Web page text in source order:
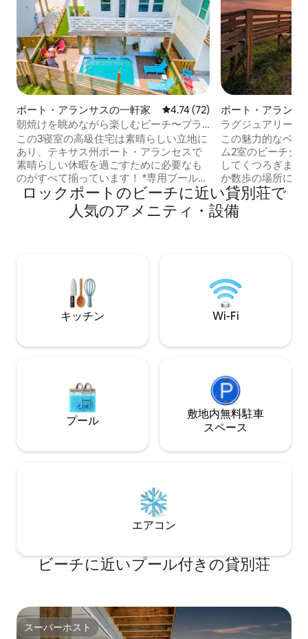
ポート・アランサスの一軒家 レビュー72件、5つ星中4.74つ
4.74 (72)
朝焼けを眺めながら楽しむビーチ〜プラ
イベート温水プール〜アーケードゲーム
この3寝室の高級住宅は素晴らしい立地に
あり、テキサス州ポート・アランセスで
素晴らしい休暇を過ごすために必要なも
のがすべて揃っています！ *専用プール
（プールタオルをご用意） *コミュニティ
プールのご利用 *ゴルフカートでアクセス
可能なボードウォーク（ゴルフカートは
の温水料金がかかります。24時間前まで
にご要望ください。ヒーターはタイマー
で制御されており、ご滞在中ずっとオン
にしておく必要がありますのでご了承く
器具のそろったキッチン
ポート・アランサ
ラグジュアリーな
ーク＋3階のデッ
この魅力的なベッ
ム2室のビーチタ
してくつろぎま
か数歩の場所にあ
食事、ショッピン
い。海辺の隠れ家
行、カップル旅行
ビが備わった改装
で集まりましょう。 • すべての人の
のエンターテイメ
スマートテレビが
す。
ロックポートのビーチに近い貸別荘で
人気のアメニティ・設備
キッチン Wi-Fi
プール
敷地内無料駐⁠車
ス⁠ペ⁠ー⁠ス
エアコン
ビーチに近いプール付きの貸別荘
スーパーホスト
スーパーホスト